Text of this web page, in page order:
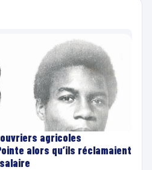
agricoles
alors qu’ils réclamaient